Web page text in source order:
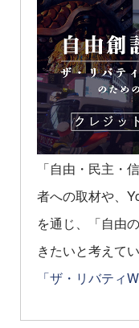
「自由・民主・
者への取材や、
を通じ、「自由
きたいと考えてい
「ザ・リバティ